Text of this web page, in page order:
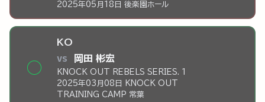
2025年05月18日 後楽園ホール
◯
KO
vs 岡田 彬宏
KNOCK OUT REBELS SERIES. 1
2025年03月08日 KNOCK OUT
TRAINING CAMP 常葉